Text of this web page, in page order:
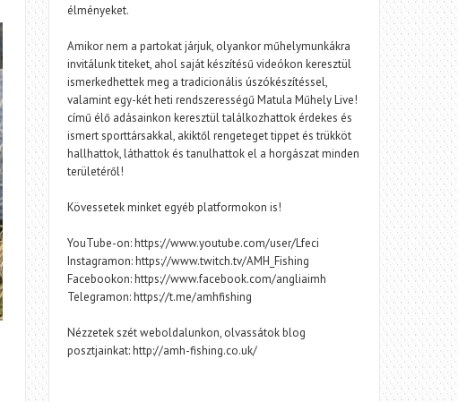
élményeket.
Amikor nem a partokat járjuk, olyankor műhelymunkákra
invitálunk titeket, ahol saját készítésű videókon keresztül
ismerkedhettek meg a tradicionális úszókészítéssel,
valamint egy-két heti rendszerességű Matula Műhely Live!
című élő adásainkon keresztül találkozhattok érdekes és
ismert sporttársakkal, akiktől rengeteget tippet és trükköt
hallhattok, láthattok és tanulhattok el a horgászat minden
területéről!
Kövessetek minket egyéb platformokon is!
YouTube-on: https://www.youtube.com/user/Lfeci
Instagramon: https://www.twitch.tv/AMH_Fishing
Facebookon: https://www.facebook.com/angliaimh
Telegramon: https://t.me/amhfishing
Nézzetek szét weboldalunkon, olvassátok blog
posztjainkat: http://amh-fishing.co.uk/